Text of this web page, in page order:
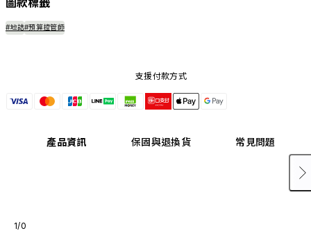
圖款標籤
#地誌#預算控管師
支援付款方式
產品資訊 保固與退換貨 常見問題
1/0